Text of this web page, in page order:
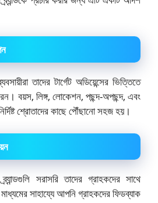
তাদের টার্গেট অডিয়েন্সের ভিত্তিতে
বয়স, লিঙ্গ, লোকেশন, পছন্দ-অপছন্দ, এবং
শ্রোতাদের কাছে পৌঁছানো সহজ হয়।
সরাসরি তাদের গ্রাহকদের সাথে
সাহায্যে আপনি গ্রাহকদের ফিডব্যাক